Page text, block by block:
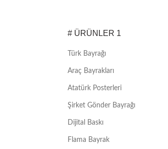
# ÜRÜNLER 1
Türk Bayrağı
Araç Bayrakları
Atatürk Posterleri
Şirket Gönder Bayrağı
Dijital Baskı
Flama Bayrak